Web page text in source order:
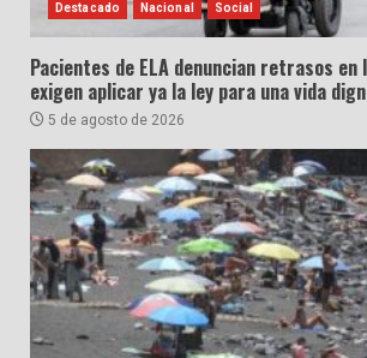
Destacado Nacional Social
Pacientes de ELA denuncian retrasos en
exigen aplicar ya la ley para una vida
5 de agosto de 2026